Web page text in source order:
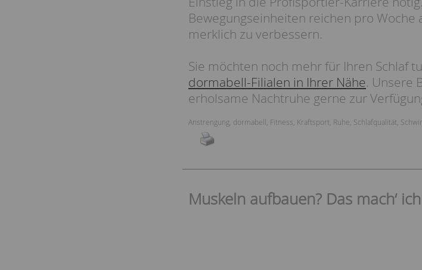
Bewegungseinheiten reichen pro
merklich zu verbessern.
Sie möchten noch mehr für Ihren Schlaf
dormabell-Filialen in Ihrer Nähe. Unsere
erholsame Nachtruhe gerne zur
Anstrengung dormabell Fitness Kraftsport Ruhe Schlafqualität
Muskeln aufbauen? Das mach‘